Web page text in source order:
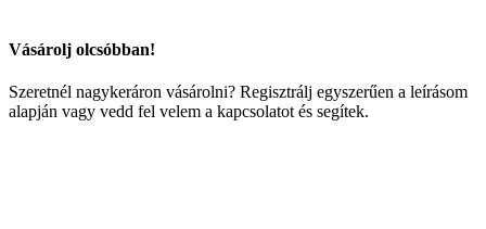
Vásárolj olcsóbban!
Szeretnél nagykeráron vásárolni? Regisztrálj egyszerűen a leírásom
alapján vagy vedd fel velem a kapcsolatot és segítek.